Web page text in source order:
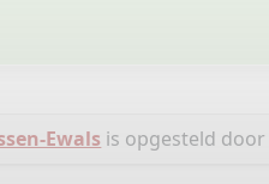
Ewals is opgesteld door